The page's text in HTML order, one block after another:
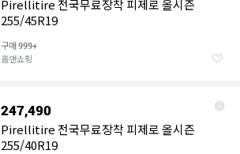
Pirellitire 전국무료장착 피제로 올시즌
255/45R19
구매999+
홈앤쇼핑
247,490
Pirellitire 전국무료장착 피제로 올시즌
255/40R19